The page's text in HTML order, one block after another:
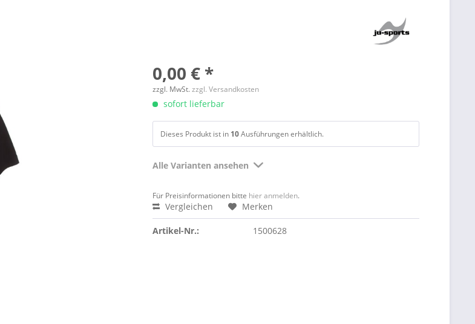
0,00 € *
zzgl. MwSt.zzgl. Versandkosten
sofort lieferbar
Dieses Produkt ist in 10Ausführungen erhältlich.
Alle Varianten ansehen
Für Preisinformationen bitte hier anmelden.
Vergleichen Merken
Artikel-Nr.: 1500628